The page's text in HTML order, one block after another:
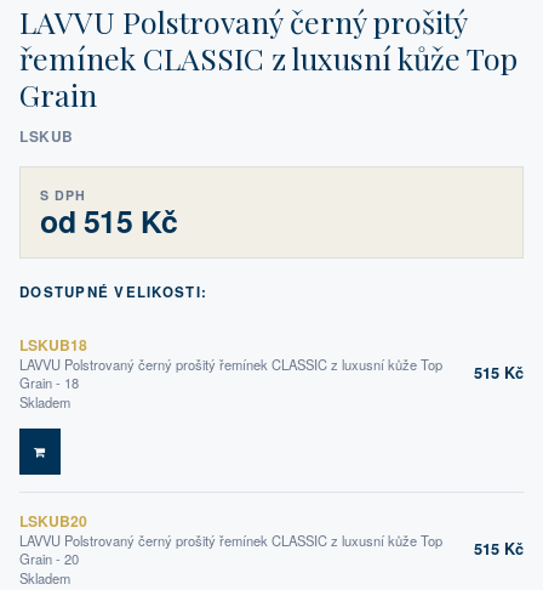
LAVVU Polstrovaný černý prošitý
řemínek CLASSIC z luxusní kůže Top
Grain
LSKUB
S DPH
od 515 Kč
DOSTUPNÉ VELIKOSTI:
LSKUB18
LAVVU Polstrovaný černý prošitý řemínek CLASSIC z luxusní kůže Top
Grain - 18
Skladem
515 Kč
DO KOŠÍKU
LSKUB20
LAVVU Polstrovaný černý prošitý řemínek CLASSIC z luxusní kůže Top
Grain - 20
Skladem
515 Kč